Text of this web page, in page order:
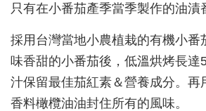
只有在小番茄產季當季製作的油漬
採用台灣當地小農植栽的有機小番
味香甜的小番茄後，低溫烘烤長達
汁保留最佳茄紅素＆營養成分。再
香料橄欖油油封住所有的風味。